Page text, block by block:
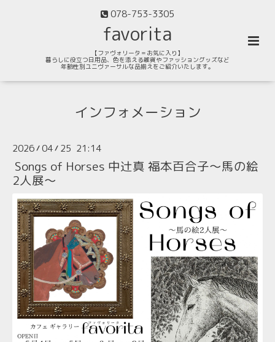
078-753-3305
favorita
【ファヴォリータ＝お気に入り】
暮らしに役立つ日用品、色を添える雑貨やファッショングッズなど
年齢性別ユニヴァーサルな品揃えをご紹介いたします。
インフォメーション
2026/04/ 25 21:14
Songs of Horses 中辻真 福本百合子～馬の絵
2人展～